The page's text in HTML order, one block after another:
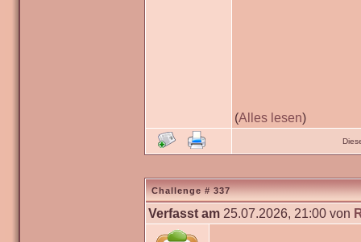
(Alles lesen)
Challenge # 337
Verfasst am 25.07.2026, 21:00 von